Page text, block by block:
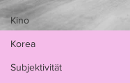
Kino
Korea
Subjektivität